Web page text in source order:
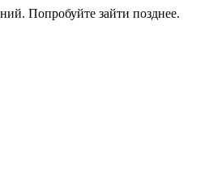
Попробуйте зайти позднее.